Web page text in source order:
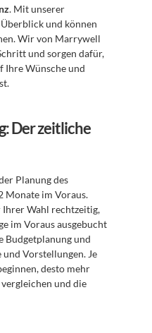
. Mit unserer
und können
Wir von Marrywell
und sorgen dafür,
Ihre Wünsche und
Der zeitliche
Planung des
Monate im Voraus.
Ihrer Wahl rechtzeitig,
im Voraus ausgebucht
Budgetplanung und
Vorstellungen. Je
desto mehr
und die